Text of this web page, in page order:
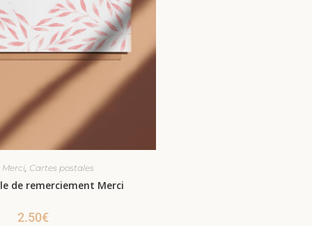
Merci, Cartes postales
de remerciement Merci
2.50€